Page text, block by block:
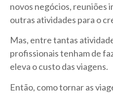
novos negócios, reuniões
outras atividades para o
Mas, entre tantas
profissionais tenham de
eleva o custo das viagens.
Então, como tornar as